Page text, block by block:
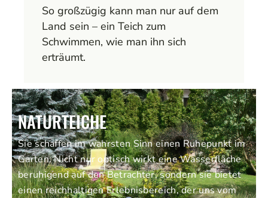
So großzügig kann man nur auf dem
Land sein – ein Teich zum
Schwimmen, wie man ihn sich
erträumt.
NATURTEICHE
Sie schaffen im wahrsten Sinn einen Ruhepunkt im
Garten. Nicht nur optisch wirkt eine Wasserfläche
beruhigend auf den Betrachter, sondern sie bietet
einen reichhaltigen Erlebnisbereich, der uns vom